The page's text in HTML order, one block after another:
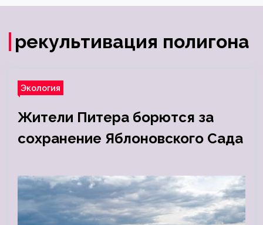
рекультивация полигона
Экология
Жители Питера борются за
сохранение Яблоновского Сада